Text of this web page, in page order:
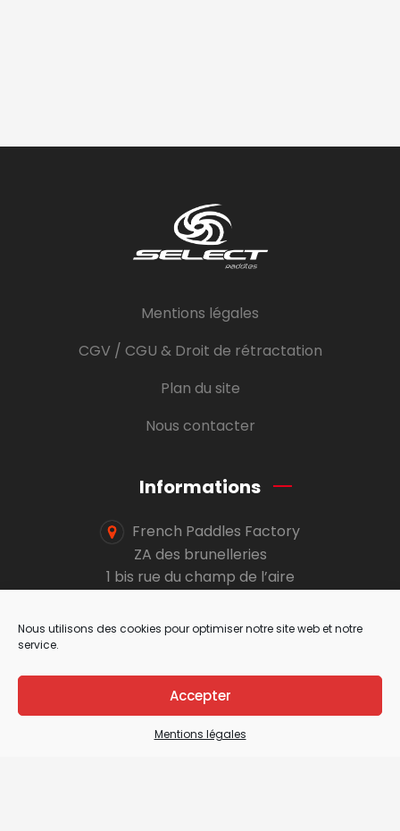
Nous utilisons des cookies pour optimiser notre site web et notre
service.
Accepter
Mentions légales
Mentions légales
CGV / CGU & Droit de rétractation
Plan du site
Nous contacter
Informations
French Paddles Factory
ZA des brunelleries
1 bis rue du champ de l’aire
info@select-paddles.com
02 41 19 10 24
Paiement sécurisé